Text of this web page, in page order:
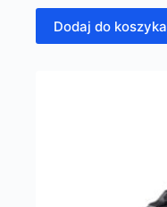
Dodaj do koszyka